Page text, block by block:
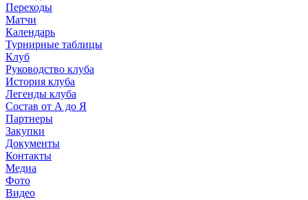
Переходы
Матчи
Календарь
Турнирные таблицы
Клуб
Руководство клуба
История клуба
Легенды клуба
Состав от А до Я
Партнеры
Закупки
Документы
Контакты
Медиа
Фото
Видео